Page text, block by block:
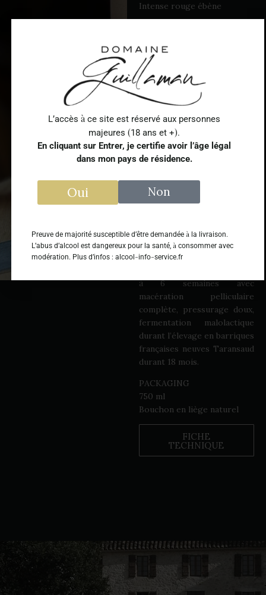
Intense rouge ébène
complexe aux notes de
vanille, de fruits rouges
confits et de cerise grillée.
PALAIS
Bouche dense, équilibrée,
ronde et persistante avec de
subtiles notes de fruits murs
vanillés.
Certifiée Haute Valeur
Environnementale Niveau 3
Argilo-calcaire
VINIFICATION
à6 semaines avec
macération pelliculaire
complète, pressurage doux,
fermentation malolactique
durant l’élevage en barriques
françaises neuves Taransaud
durant 18 mois.
PACKAGING
750 ml
Bouchon en liège naturel
FICHE
TECHNIQUE
L’accès àce site est réservé aux personnes
majeures (18 ans et +).
En cliquant sur Entrer, je certifie avoir l’âge légal
dans mon pays de résidence.
Oui Non
Preuve de majorité susceptible d’être demandéeà la livraison.
L’abus d’alcool est dangereux pour la santé,à consommer avec
modération. Plus d’infos : alcool-info-service.fr